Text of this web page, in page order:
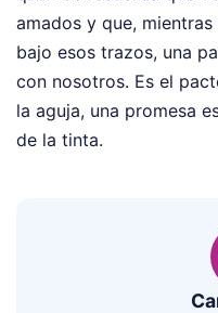
amados y que,
bajo esos trazos, una
con nosotros. Es el
la aguja, una promesa
de la tinta.